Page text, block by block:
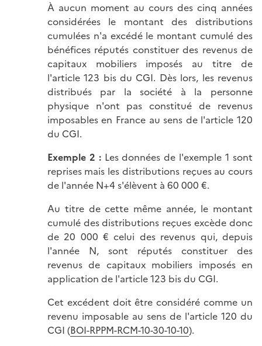
À aucun moment au cours des cinq années
considérées le montant des distributions
cumulées n'a excédé le montant cumulé des
bénéfices réputés constituer des revenus de
capitaux mobiliers imposés au titre de
l'article 123 bis du CGI. Dès lors, les revenus
distribués par la société à la personne
physique n'ont pas constitué de revenus
imposables en France au sens de l'article 120
du CGI.
Exemple 2 :Les données de l'exemple 1 sont
reprises mais les distributions reçues au cours
de l'année N+4 s'élèvent à 60 000 €.
Au titre de cette même année, le montant
cumulé des distributions reçues excède donc
de 20 000 € celui des revenus qui, depuis
l'année N, sont réputés constituer des
revenus de capitaux mobiliers imposés en
application de l'article 123 bis du CGI.
Cet excédent doit être considéré comme un
revenu imposable au sens de l'article 120 du
CGI (BOI-RPPM-RCM-10-30-10-10).